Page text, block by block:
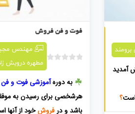
آمدید
است؟
فوت و فن فروش
ب
و
ن
ا
مهندس
مطهره درویش
به دورهآموزشی فوت و
هرشخصی برای رسیدن به
باشد و در فروشخود از آنها